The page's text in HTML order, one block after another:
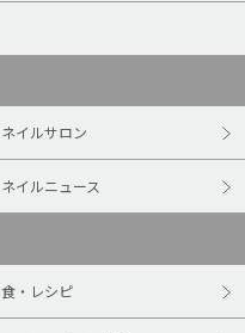
ネイルサロン
ネイルニュース
食・レシピ